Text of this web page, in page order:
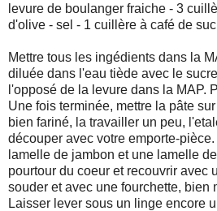
levure de boulanger fraiche - 3
d'olive - sel - 1 cuillère à café de
Mettre tous les ingédients dans la
diluée dans l'eau tiède avec le
l'opposé de la levure dans la MAP.
Une fois terminée, mettre la pâte
bien fariné, la travailler un peu,
découper avec votre emporte-
lamelle de jambon et une lamelle
pourtour du coeur et recouvrir avec
souder et avec une fourchette, bien
Laisser lever sous un linge encore